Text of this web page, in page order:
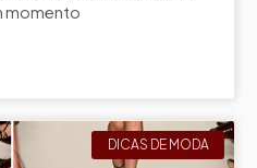
momento
DICAS DE MODA